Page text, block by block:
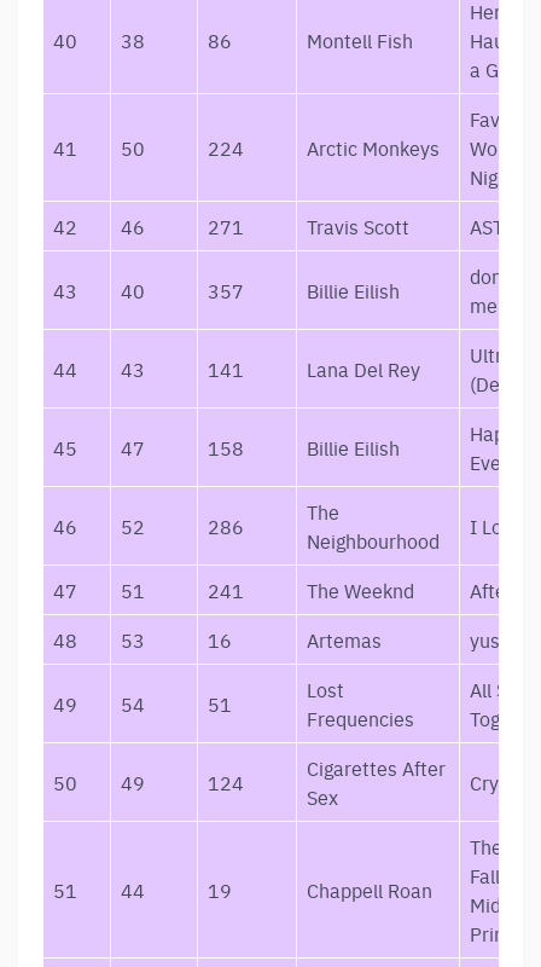
40 38 86 Montell Fish
Her
Haunts
a Ghost
41 50 224 Arctic Monkeys
Worst
42
46 271 Travis Scott
43 40 357 Billie Eilish
dont
me
44 43 141 Lana Del Rey
(Deluxe)
45 47 158 Billie Eilish
Ever
46 52 286
The
Neighbourhood
I Love
47 51 241 The Weeknd
After
48
53 16 Artemas yustyna
49 54 51
Lost
Frequencies
All
50 49 124
Cigarettes After
Sex
Cry
51 44 19 Chappell Roan
The
Fall of a